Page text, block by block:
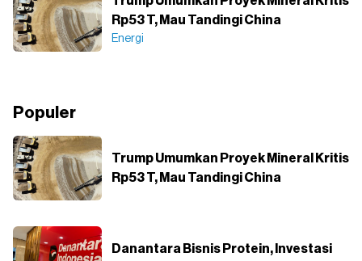
Rp53 T, Mau Tandingi China
Energi
Populer
Trump Umumkan Proyek Mineral Kritis
Rp53 T, Mau Tandingi China
Danantara Bisnis Protein, Investasi